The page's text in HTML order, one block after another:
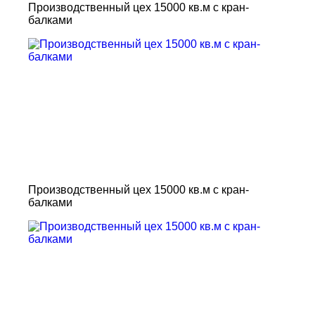
Производственный цех 15000 кв.м с кран-
балками
Производственный цех 15000 кв.м с кран-
балками